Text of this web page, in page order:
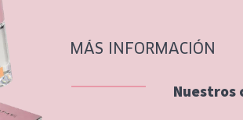
MÁS INFORMACIÓN
Nuestros